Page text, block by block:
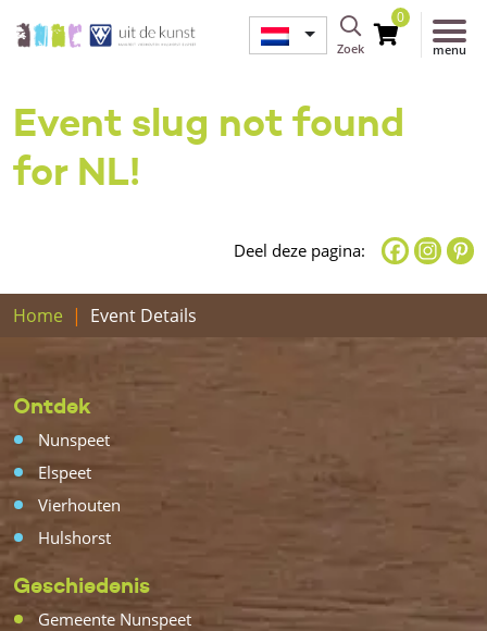
Zoek
0
menu
Event slug not found
for NL!
Deel deze pagina:
Home Event Details
Ontdek
Nunspeet
Elspeet
Vierhouten
Hulshorst
Geschiedenis
Gemeente Nunspeet